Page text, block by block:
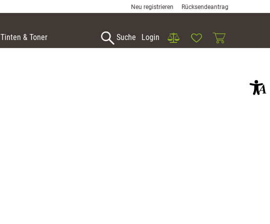
Neu registrieren Rücksendeantrag
Suche Login VergleichWunschlisteWarenkorb
Tinten & Toner